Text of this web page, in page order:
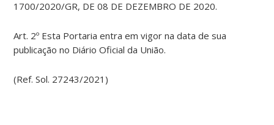
1700/2020/GR, DE 08 DE DEZEMBRO DE 2020.
Art. 2º Esta Portaria entra em vigor na data de sua
publicação no Diário Oficial da União.
(Ref. Sol. 27243/2021)